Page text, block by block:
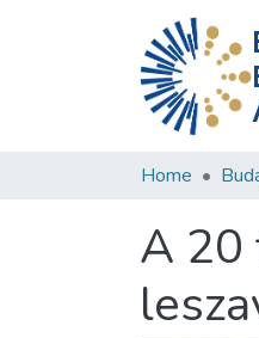
Home
A 20